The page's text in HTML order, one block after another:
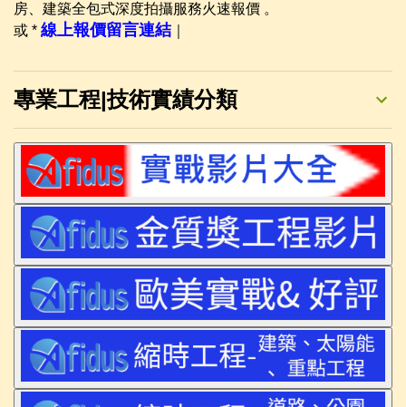
房、建築全包式深度拍攝服務火速報價 。
或 * 線上報價留言連結
專業工程|技術實績分類